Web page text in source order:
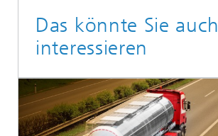
Das könnte Sie auch
interessieren